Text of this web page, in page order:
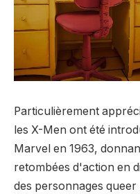
Particulièrement
les X-Men ont été
Marvel en 1963,
retombées d'action en
des personnages